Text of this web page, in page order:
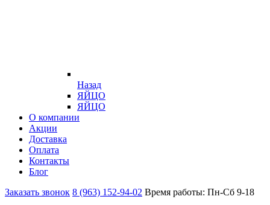
Назад
ЯЙЦО
ЯЙЦО
О компании
Акции
Доставка
Оплата
Контакты
Блог
Заказать звонок 8 (963) 152-94-02 Время работы: Пн-Сб 9-18